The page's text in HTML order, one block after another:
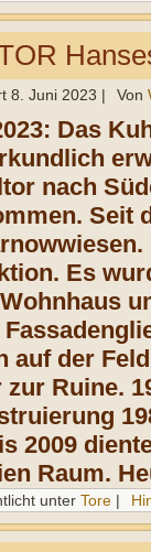
8. Juni 2023 | Von
Das
nach
Seit
Es
auf der
zur Ruine.
2009
Raum.
unter Tore |